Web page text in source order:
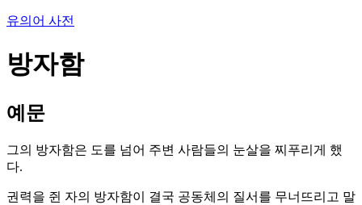
유의어 사전
방자함
예문
그의 방자함은 도를 넘어 주변 사람들의 눈살을 찌푸리게 했
다.
권력을 쥔 자의 방자함이 결국 공동체의 질서를 무너뜨리고 말